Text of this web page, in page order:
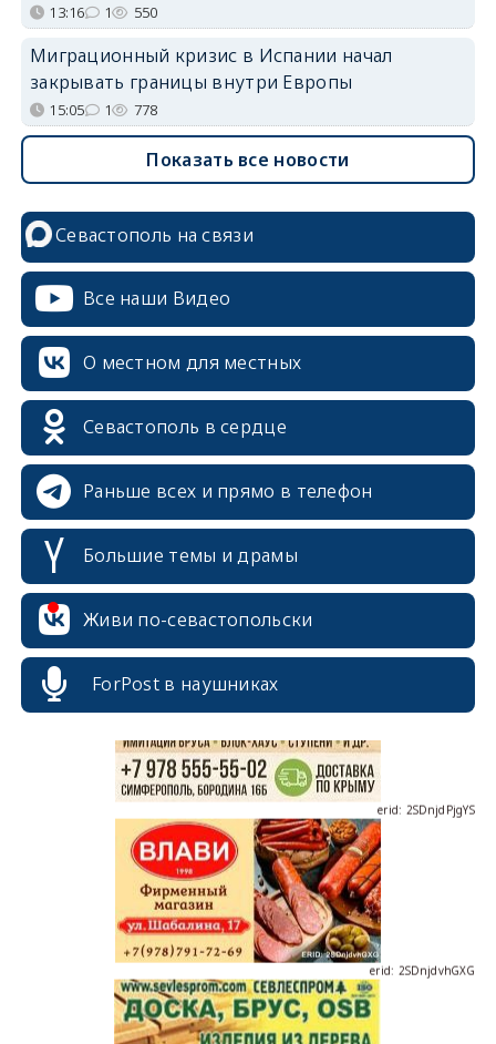
13:16 1 550
Миграционный кризис в Испании начал
закрывать границы внутри Европы
15:05 1 778
Показать все новости
Севастополь на связи
Все наши Видео
О местном для местных
Севастополь в сердце
Раньше всех и прямо в телефон
Большие темы и драмы
Живи по-севастопольски
ForPost в наушниках
erid: 2SDnjcrDNw6
erid: 2SDnjdvhGXG